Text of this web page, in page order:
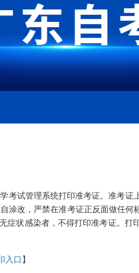
试管理系统打印准考证。准考证
涂改，严禁在准考证正反面做任
症状感染者，不得打印准考证。打
入口 】